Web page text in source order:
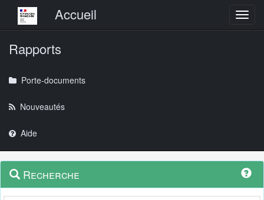
Menu principalAccueil
Rapports
Porte-documents
Nouveautés
Aide
Navigation
outils
Menu
contextuel
Recherche